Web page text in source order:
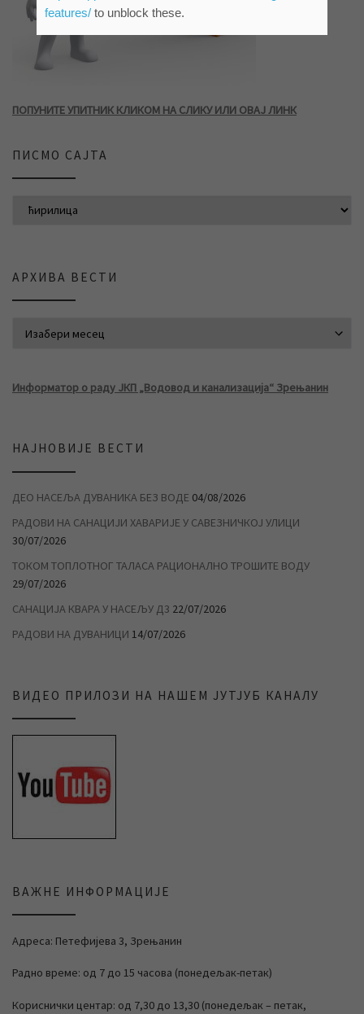
ПОПУНИТЕ УПИТНИК КЛИКОМ НА СЛИКУ ИЛИ ОВАЈ ЛИНК
ПИСМО САЈТА
АРХИВА ВЕСТИ
Информатор о раду ЈКП „Водовод и канализација“ Зрењанин
НАЈНОВИЈЕ ВЕСТИ
ДЕО НАСЕЉА ДУВАНИКА БЕЗ ВОДЕ 04/08/2026
РАДОВИ НА САНАЦИЈИ ХАВАРИЈЕ У САВЕЗНИЧКОЈ УЛИЦИ
30/07/2026
ТОКОМ ТОПЛОТНОГ ТАЛАСА РАЦИОНАЛНО ТРОШИТЕ ВОДУ
29/07/2026
САНАЦИЈА КВАРА У НАСЕЉУ Д3 22/07/2026
РАДОВИ НА ДУВАНИЦИ 14/07/2026
ВИДЕО ПРИЛОЗИ НА НАШЕМ ЈУТЈУБ КАНАЛУ
ВАЖНЕ ИНФОРМАЦИЈЕ
Адреса: Петефијева 3, Зрењанин
Радно време: од 7 до 15 часова (понедељак-петак)
Кориснички центар: од 7,30 до 13,30 (понедељак – петак,
features/to unblock these.